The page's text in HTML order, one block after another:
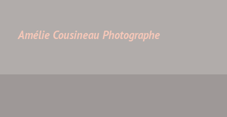
Amélie Cousineau Photographe